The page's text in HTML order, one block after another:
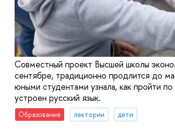
Совместный проект Высшей школы
сентябре, традиционно продлится до
юными студентами узнала, как пройти
устроен русский язык.
Образование лектории дети